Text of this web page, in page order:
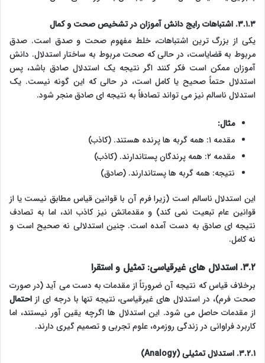
۳.۱.۳. اشتباهات رایج دانش آموزان در تشخیص صحت و کمال
یکی از بزرگ ترین اشتباهات، خلط مفهوم صحت و صدق است. صدق
مربوط به قضایاست، در حالی که صحت مربوط به ساختار استدلال. دانش
آموزان ممکن است فکر کنند اگر نتیجه یک استدلال صادق باشد، پس
استدلال حتماً صحیح یا کامل است، در حالی که این گونه نیست. یک
استدلال ناسالم نیز می تواند تصادفاً به نتیجه ای صادق منجر شود.
مثال:
مقدمه ۱: همه گربه ها پرنده هستند. (کاذب)
مقدمه ۲: همه پرندگان پستاندارند. (کاذب)
نتیجه: همه گربه ها پستاندارند. (صادق)
این استدلال ناسالم است (زیرا فرم آن با قوانین قیاس مطابق نیست یا از
قوانین عام تبعیت نمی کند) و مقدماتش نیز کاذب اند، اما به تصادف
نتیجه ای صادق به دست آمده است. چنین استدلالی نه صحیح است و
نه کامل.
۳.۲. استدلال های غیرقیاسی: تمثیل و استقرا
برخلاف قیاس که نتیجه آن ضرورتاً از مقدمات به دست می آید (در صورت
صحت فرم)، در استدلال های غیرقیاسی، نتیجه تنها با درجه ای از احتمال
از مقدمات حاصل می شود. این استدلال ها اگرچه یقین آور نیستند، اما
کاربرد فراوانی در زندگی روزمره، علوم تجربی و تصمیم گیری دارند.
۳.۲.۱. استدلال تمثیلی (Analogy)